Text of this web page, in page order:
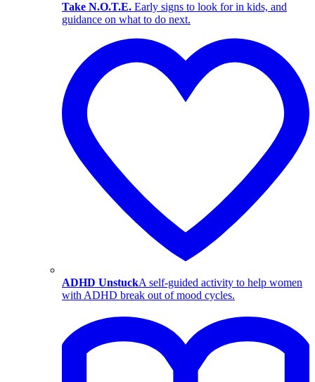
Take N.O.T.E. Early signs to look for in kids, and
guidance on what to do next.
ADHD UnstuckA self-guided activity to help women
with ADHD break out of mood cycles.